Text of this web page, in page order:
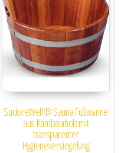
SudoreWell® Sauna Fußwanne
aus Kambalaholz mit
transparenter
Hygieneversiegelung